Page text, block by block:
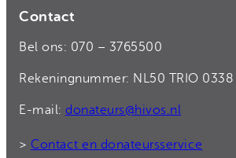
Contact
Bel ons: 070 – 3765500
Rekeningnummer: NL50 TRIO 0338
E-mail: donateurs@hivos.nl
> Contact en donateursservice